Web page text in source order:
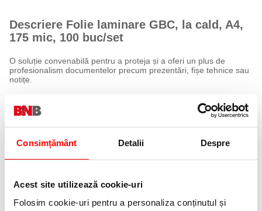
Consimțământ Detalii Despre
Acest site utilizează cookie-uri
Folosim cookie-uri pentru a personaliza conținutul și
Descriere Folie laminare GBC, la cald, A4,
175 mic, 100 buc/set
O soluție convenabilă pentru a proteja și a oferi un plus de
profesionalism documentelor precum prezentări, fișe tehnice sau
notițe.
Caracteristici:
Format: A4 mărit (216 x 303 mm) – ideal pentru documentele A4
standard, oferind marjă suplimentară pentru aranjare ușoară
Rezistente la apă
Finisare lucioasă – intensifică culorile materialelor printate
Pot fi tăiate ușor pentru a se adapta la diferite dimensiuni și forme